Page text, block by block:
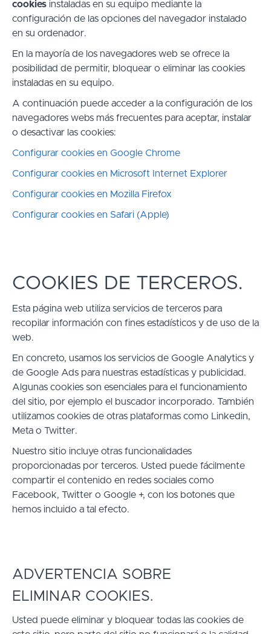
cookies instaladas en su equipo mediante la
configuración de las opciones del navegador instalado
en su ordenador.
En la mayoría de los navegadores web se ofrece la
posibilidad de permitir, bloquear o eliminar las cookies
instaladas en su equipo.
A continuación puede acceder a la configuración de los
navegadores webs más frecuentes para aceptar, instalar
o desactivar las cookies:
Configurar cookies en Google Chrome
Configurar cookies en Microsoft Internet Explorer
Configurar cookies en Mozilla Firefox
Configurar cookies en Safari (Apple)
COOKIES DE TERCEROS.
Esta página web utiliza servicios de terceros para
recopilar información con fines estadísticos y de uso de la
web.
En concreto, usamos los servicios de Google Analytics y
de Google Ads para nuestras estadísticas y publicidad.
Algunas cookies son esenciales para el funcionamiento
del sitio, por ejemplo el buscador incorporado. También
utilizamos cookies de otras plataformas como Linkedin,
Meta o Twitter.
Nuestro sitio incluye otras funcionalidades
proporcionadas por terceros. Usted puede fácilmente
compartir el contenido en redes sociales como
Facebook, Twitter o Google +, con los botones que
hemos incluido a tal efecto.
ADVERTENCIA SOBRE
ELIMINAR COOKIES.
Usted puede eliminar y bloquear todas las cookies de